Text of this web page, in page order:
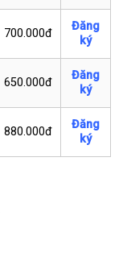
700.000đ
Đăng
ký
650.000đ
Đăng
ký
880.000đ
Đăng
ký